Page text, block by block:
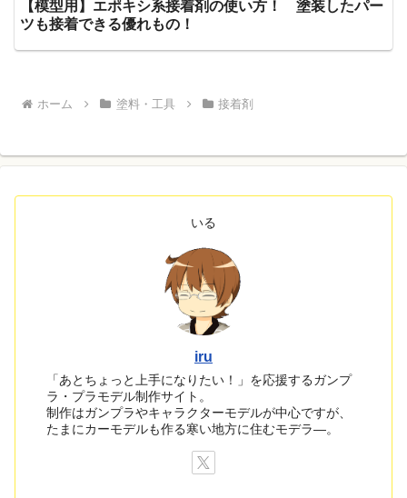
【模型用】エポキシ系接着剤の使い方！ 塗装したパー
ツも接着できる優れもの！
ホーム 塗料・工具 接着剤
いる
iru
「あとちょっと上手になりたい！」を応援するガンプ
ラ・プラモデル制作サイト。
制作はガンプラやキャラクターモデルが中心ですが、
たまにカーモデルも作る寒い地方に住むモデラ―。